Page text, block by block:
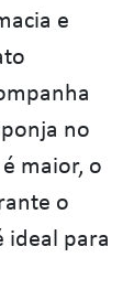
e
no
maior, o
o
ideal para